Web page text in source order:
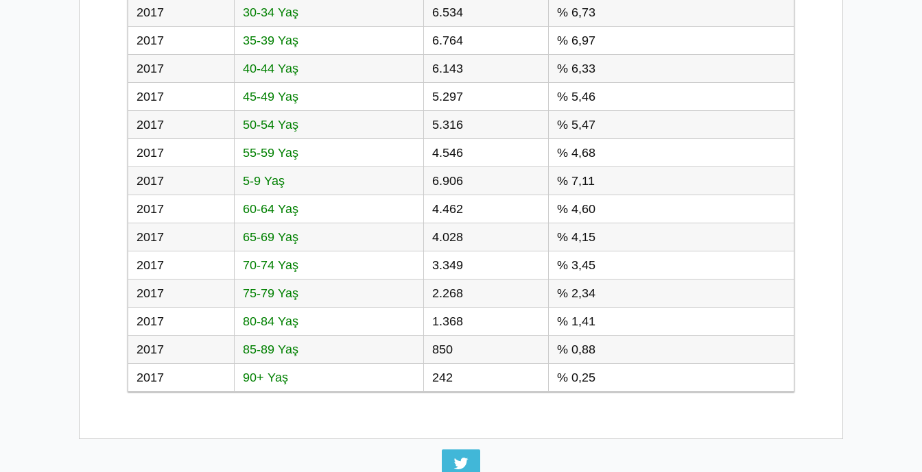
2017 30-34 Yaş 6.534 % 6,73
2017 35-39 Yaş 6.764 % 6,97
2017 40-44 Yaş 6.143 % 6,33
2017 45-49 Yaş 5.297 % 5,46
2017 50-54 Yaş 5.316 % 5,47
2017 55-59 Yaş 4.546 % 4,68
2017 5-9 Yaş 6.906 % 7,11
2017 60-64 Yaş 4.462 % 4,60
2017 65-69 Yaş 4.028 % 4,15
2017 70-74 Yaş 3.349 % 3,45
2017 75-79 Yaş 2.268 % 2,34
2017 80-84 Yaş 1.368 % 1,41
2017 85-89 Yaş 850 % 0,88
2017 90+ Yaş 242 % 0,25